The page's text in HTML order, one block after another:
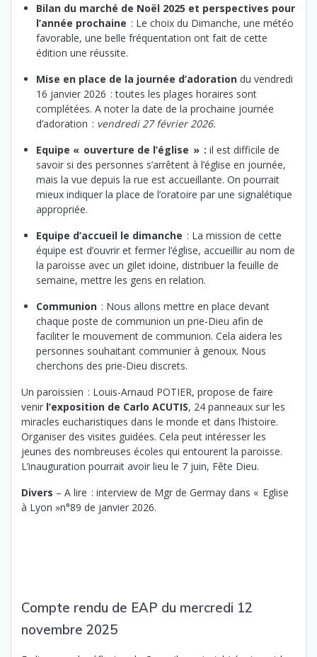
Bilan du marché de Noël 2025 et perspectives pour
l’année prochaine : Le choix du Dimanche, une météo
favorable, une belle fréquentation ont fait de cette
édition une réussite.
Mise en place de la journée d’adoration du vendredi
16 janvier 2026 : toutes les plages horaires sont
complétées. A noter la date de la prochaine journée
d’adoration : vendredi 27 février 2026.
Equipe « ouverture de l’église » : il est difficile de
savoir si des personnes s’arrêtent à l’église en journée,
mais la vue depuis la rue est accueillante. On pourrait
mieux indiquer la place de l’oratoire par une signalétique
appropriée.
Equipe d’accueil le dimanche : La mission de cette
équipe est d’ouvrir et fermer l’église, accueillir au nom de
la paroisse avec un gilet idoine, distribuer la feuille de
semaine, mettre les gens en relation.
Communion : Nous allons mettre en place devant
chaque poste de communion un prie-Dieu afin de
faciliter le mouvement de communion. Cela aidera les
personnes souhaitant communier à genoux. Nous
cherchons des prie-Dieu discrets.
Un paroissien : Louis-Arnaud POTIER, propose de faire
venir l’exposition de Carlo ACUTIS, 24 panneaux sur les
miracles eucharistiques dans le monde et dans l’histoire.
Organiser des visites guidées. Cela peut intéresser les
jeunes des nombreuses écoles qui entourent la paroisse.
L’inauguration pourrait avoir lieu le 7 juin, Fête Dieu.
Divers – A lire : interview de Mgr de Germay dans « Eglise
à Lyon »n°89 de janvier 2026.
Compte rendu de EAP du mercredi 12
novembre 2025